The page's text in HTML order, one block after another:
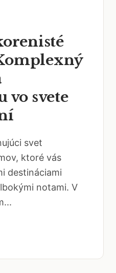
vo svete
svet
ktoré vás
destináciami
notami. V